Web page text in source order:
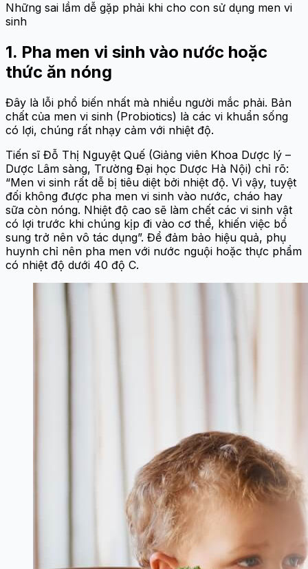
Những sai lầm dễ gặp phải khi cho con sử dụng men vi
sinh
1. Pha men vi sinh vào nước hoặc
thức ăn nóng
Đây là lỗi phổ biến nhất mà nhiều người mắc phải. Bản
chất của men vi sinh (Probiotics) là các vi khuẩn sống
có lợi, chúng rất nhạy cảm với nhiệt độ.
Tiến sĩ Đỗ Thị Nguyệt Quế (Giảng viên Khoa Dược lý –
Dược Lâm sàng, Trường Đại học Dược Hà Nội) chỉ rõ:
“Men vi sinh rất dễ bị tiêu diệt bởi nhiệt độ. Vì vậy, tuyệt
đối không được pha men vi sinh vào nước, cháo hay
sữa còn nóng. Nhiệt độ cao sẽ làm chết các vi sinh vật
có lợi trước khi chúng kịp đi vào cơ thể, khiến việc bổ
sung trở nên vô tác dụng”. Để đảm bảo hiệu quả, phụ
huynh chỉ nên pha men với nước nguội hoặc thực phẩm
có nhiệt độ dưới 40 độ C.